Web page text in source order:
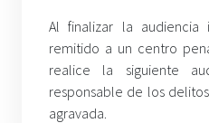
Al finalizar la
remitido a un centro
realice la siguiente
responsable de los
agravada.